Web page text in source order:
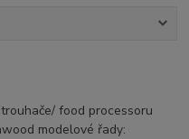
food processoru
modelové řady: